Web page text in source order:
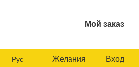
Мой заказ
Рус Желания Вход